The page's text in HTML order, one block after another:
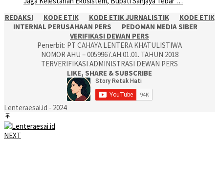
REDAKSI
KODE ETIK KODE ETIK JURNALISTIK
KODE ETIK
INTERNAL PERUSAHAAN PERS
PEDOMAN MEDIA SIBER
VERIFIKASI DEWAN PERS
Penerbit: PT CAHAYA LENTERA KHATULISTIWA
NOMOR AHU – 0059967.AH.01.01. TAHUN 2018
TERVERIFIKASI ADMINISTRASI DEWAN PERS
LIKE, SHARE & SUBSCRIBE
Lenteraesai.id - 2024
NEXT